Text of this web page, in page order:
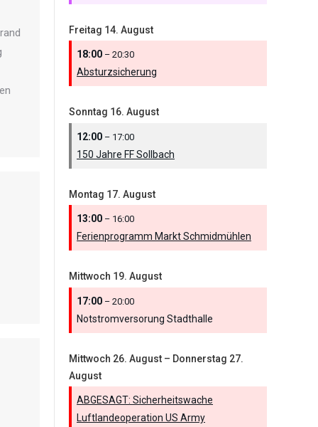
Freitag 14. August
18:00 – 20:30
Absturzsicherung
Sonntag 16. August
12:00 – 17:00
150 Jahre FF Sollbach
Montag 17. August
13:00 – 16:00
Ferienprogramm Markt Schmidmühlen
Mittwoch 19. August
17:00 – 20:00
Notstromversorung Stadthalle
Mittwoch 26. August – Donnerstag 27.
August
ABGESAGT: Sicherheitswache
Luftlandeoperation US Army